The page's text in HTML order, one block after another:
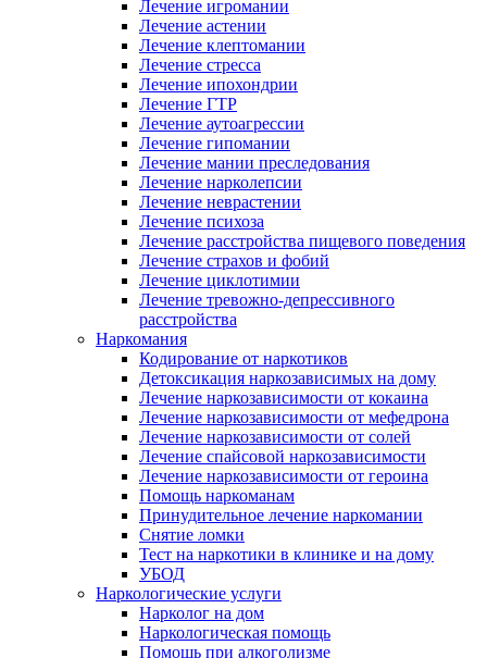
Лечение игромании
Лечение астении
Лечение клептомании
Лечение стресса
Лечение ипохондрии
Лечение ГТР
Лечение аутоагрессии
Лечение гипомании
Лечение мании преследования
Лечение нарколепсии
Лечение неврастении
Лечение психоза
Лечение расстройства пищевого поведения
Лечение страхов и фобий
Лечение циклотимии
Лечение тревожно-депрессивного
расстройства
Наркомания
Кодирование от наркотиков
Детоксикация наркозависимых на дому
Лечение наркозависимости от кокаина
Лечение наркозависимости от мефедрона
Лечение наркозависимости от солей
Лечение спайсовой наркозависимости
Лечение наркозависимости от героина
Помощь наркоманам
Принудительное лечение наркомании
Снятие ломки
Тест на наркотики в клинике и на дому
УБОД
Наркологические услуги
Нарколог на дом
Наркологическая помощь
Помощь при алкоголизме